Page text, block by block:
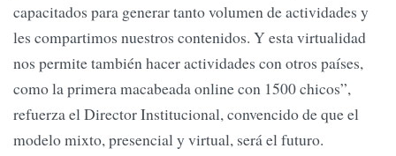
capacitados para generar tanto volumen de actividades y
les compartimos nuestros contenidos. Y esta virtualidad
nos permite también hacer actividades con otros países,
como la primera macabeada online con 1500 chicos”,
refuerza el Director Institucional, convencido de que el
modelo mixto, presencial y virtual, será el futuro.